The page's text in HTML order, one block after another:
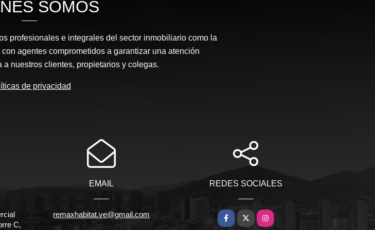
SOMOS
profesionales e integrales del sector inmobiliario como la
agentes comprometidos a garantizar una atención
nuestros clientes, propietarios y colegas.
de privacidad
C,
EMAIL
remaxhabitat.ve@gmail.com
REDES SOCIALES
Facebook
X Instagram